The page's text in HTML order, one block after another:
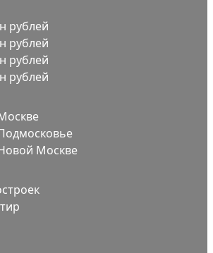
рублей
рублей
рублей
рублей
Москве